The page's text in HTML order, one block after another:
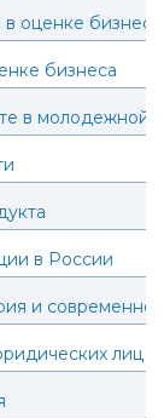
оценке бизнеса
бизнеса
в молодежной
в России
и
лиц